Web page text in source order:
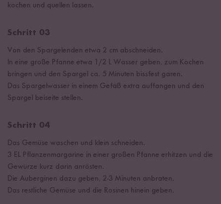
kochen und quellen lassen.
Schritt 03
Von den Spargelenden etwa 2 cm abschneiden.
In eine große Pfanne etwa 1/2 L Wasser geben, zum Kochen
bringen und den Spargel ca. 5 Minuten bissfest garen.
Das Spargelwasser in einem Gefäß extra auffangen und den
Spargel beiseite stellen.
Schritt 04
Das Gemüse waschen und klein schneiden.
3 EL Pflanzenmargarine in einer großen Pfanne erhitzen und die
Gewürze kurz darin anrösten.
Die Auberginen dazu geben, 2-3 Minuten anbraten.
Das restliche Gemüse und die Rosinen hinein geben.